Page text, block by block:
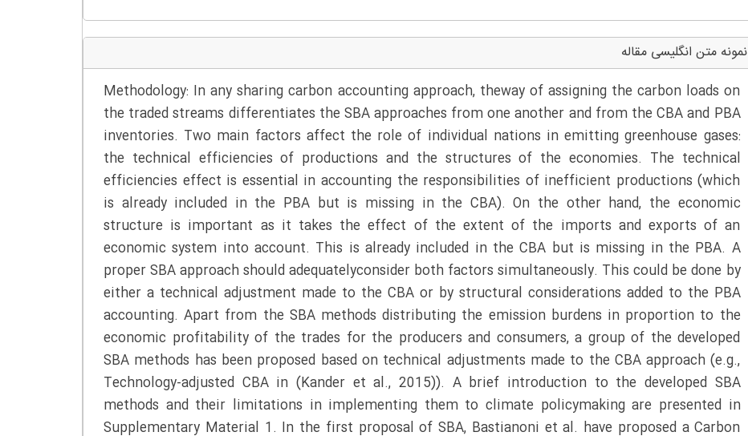
نمونه متن انگلیسی مقاله
Methodology: In any sharing carbon accounting approach, theway of assigning the carbon loads on
the traded streams differentiates the SBA approaches from one another and from the CBA and PBA
inventories. Two main factors affect the role of individual nations in emitting greenhouse gases:
the technical efficiencies of productions and the structures of the economies. The technical
efficiencies effect is essential in accounting the responsibilities of inefficient productions (which
is already included in the PBA but is missing in the CBA). On the other hand, the economic
structure is important as it takes the effect of the extent of the imports and exports of an
economic system into account. This is already included in the CBA but is missing in the PBA. A
proper SBA approach should adequatelyconsider both factors simultaneously. This could be done by
either a technical adjustment made to the CBA or by structural considerations added to the PBA
accounting. Apart from the SBA methods distributing the emission burdens in proportion to the
economic profitability of the trades for the producers and consumers, a group of the developed
SBA methods has been proposed based on technical adjustments made to the CBA approach (e.g.,
Technology-adjusted CBA in (Kander et al., 2015)). A brief introduction to the developed SBA
methods and their limitations in implementing them to climate policymaking are presented in
Supplementary Material 1. In the first proposal of SBA, Bastianoni et al. have proposed a Carbon